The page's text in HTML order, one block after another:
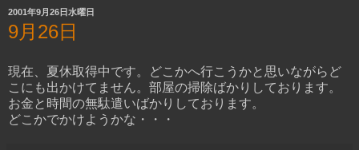
2001年9月26日水曜日
9月26日
現在、夏休取得中です。どこかへ行こうかと思いながらど
こにも出かけてません。部屋の掃除ばかりしております。
お金と時間の無駄遣いばかりしております。
どこかでかけようかな・・・